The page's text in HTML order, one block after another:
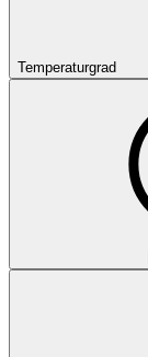
Temperaturgrad